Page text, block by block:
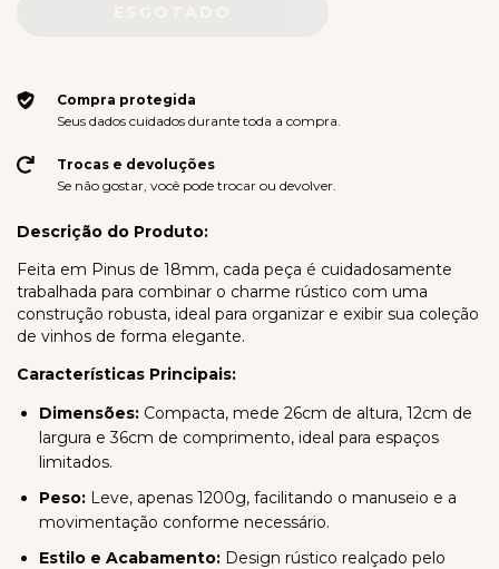
Compra protegida
Seus dados cuidados durante toda a compra.
Trocas e devoluções
Se não gostar, você pode trocar ou devolver.
Descrição do Produto:
Feita em Pinus de 18mm, cada peça é cuidadosamente
trabalhada para combinar o charme rústico com uma
construção robusta, ideal para organizar e exibir sua coleção
de vinhos de forma elegante.
Características Principais:
Dimensões: Compacta, mede 26cm de altura, 12cm de
largura e 36cm de comprimento, ideal para espaços
limitados.
Peso: Leve, apenas 1200g, facilitando o manuseio e a
movimentação conforme necessário.
Estilo e Acabamento: Design rústico realçado pelo